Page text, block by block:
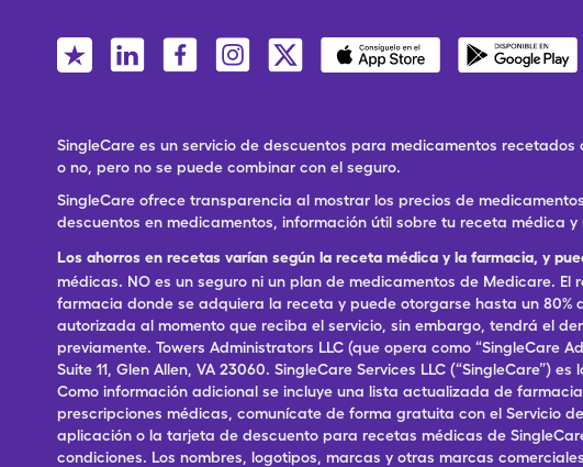
SingleCare es un servicio de descuentos para medicamentos
o no, pero no se puede combinar con el seguro.
SingleCare ofrece transparencia al mostrar los precios de
descuentos en medicamentos, información útil sobre tu receta médica
Los ahorros en recetas varían según la receta médica y la farmacia, y
médicas. NO es un seguro ni un plan de medicamentos de Medicare.
farmacia donde se adquiera la receta y puede otorgarse hasta un
autorizada al momento que reciba el servicio, sin embargo, tendrá el
previamente. Towers Administrators LLC (que opera como
Suite 11, Glen Allen, VA 23060. SingleCare Services LLC
Como información adicional se incluye una lista actualizada de
prescripciones médicas, comunícate de forma gratuita con el Servicio
aplicación o la tarjeta de descuento para recetas médicas de
condiciones. Los nombres, logotipos, marcas y otras marcas